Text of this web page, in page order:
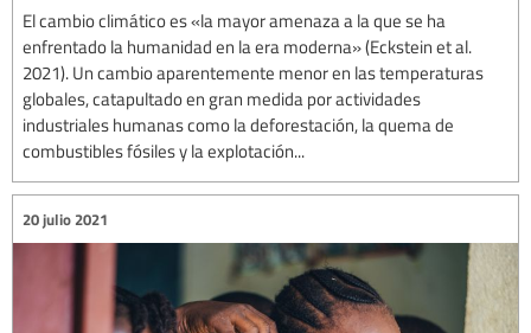
El cambio climático es «la mayor amenaza a la que se ha
enfrentado la humanidad en la era moderna» (Eckstein et al.
2021). Un cambio aparentemente menor en las temperaturas
globales, catapultado en gran medida por actividades
industriales humanas como la deforestación, la quema de
combustibles fósiles y la explotación...
20 julio 2021